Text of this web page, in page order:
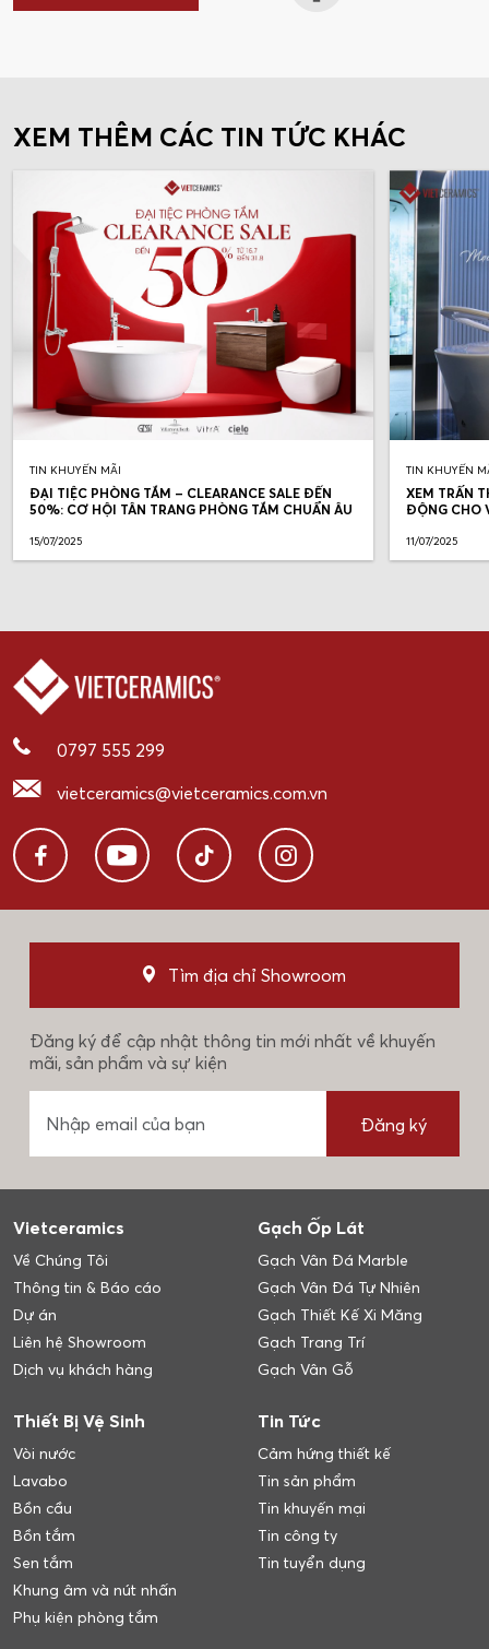
XEM THÊM CÁC TIN TỨC KHÁC
TIN KHUYẾN MÃI
ĐẠI TIỆC PHÒNG TẮM – CLEARANCE SALE ĐẾN
50%: CƠ HỘI TÂN TRANG PHÒNG TẮM CHUẨN ÂU
15/07/2025
TIN KHUYẾN
XEM TRẤN
ĐỘNG CHO
11/07/2025
0797 555 299
vietceramics@vietceramics.com.vn
Tìm địa chỉ Showroom
Đăng ký để cập nhật thông tin mới nhất về khuyến
mãi, sản phẩm và sự kiện
Đăng ký
Vietceramics
Về Chúng Tôi
Thông tin & Báo cáo
Dự án
Liên hệ Showroom
Dịch vụ khách hàng
Gạch Ốp Lát
Gạch Vân Đá Marble
Gạch Vân Đá Tự Nhiên
Gạch Thiết Kế Xi Măng
Gạch Trang Trí
Gạch Vân Gỗ
Thiết Bị Vệ Sinh
Vòi nước
Lavabo
Bồn cầu
Bồn tắm
Sen tắm
Khung âm và nút nhấn
Phụ kiện phòng tắm
Tin Tức
Cảm hứng thiết kế
Tin sản phẩm
Tin khuyến mại
Tin công ty
Tin tuyển dụng